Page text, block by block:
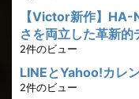
【Victor新作】HA-
さを両立した革新的
2件のビュー
LINEとYahoo!カレ
2件のビュー